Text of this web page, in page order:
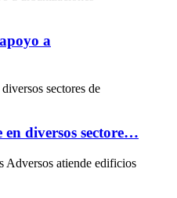
a
en diversos sectore…